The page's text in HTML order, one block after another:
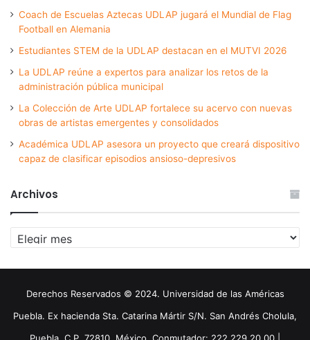
Coach de Escuelas Aztecas UDLAP jugará el Mundial de Flag
Football en Alemania
Estudiantes STEM de la UDLAP destacan en el MUTVI 2026
La UDLAP reúne a expertos para analizar los retos de la
administración pública municipal
La Colección de Arte UDLAP fortalece su acervo con nuevas
obras de artistas emergentes y consolidados
Académica UDLAP asesora un proyecto que creará dispositivo
capaz de clasificar episodios ansioso-depresivos
Archivos
Archivos
Derechos Reservados © 2024. Universidad de las Américas
Puebla. Ex hacienda Sta. Catarina Mártir S/N. San Andrés Cholula,